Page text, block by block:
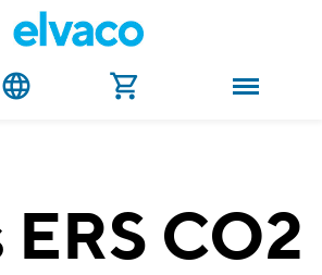
ERS CO2